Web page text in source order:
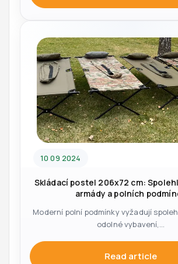
10 09 2024
Skládací postel 206x72 cm:
armády a polních
Moderní polní podmínky vyžadují
odolné vybavení,...
Read article